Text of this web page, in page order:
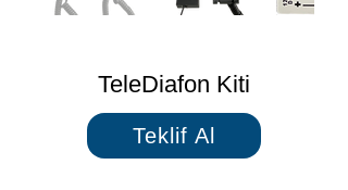
TeleDiafon Kiti
Teklif Al